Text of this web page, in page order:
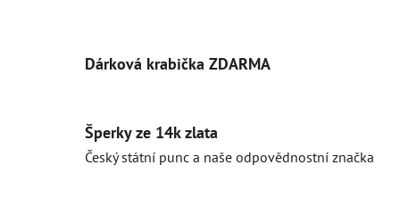
Dárková krabička ZDARMA
Šperky ze 14k zlata
Český státní punc a naše odpovědnostní značka